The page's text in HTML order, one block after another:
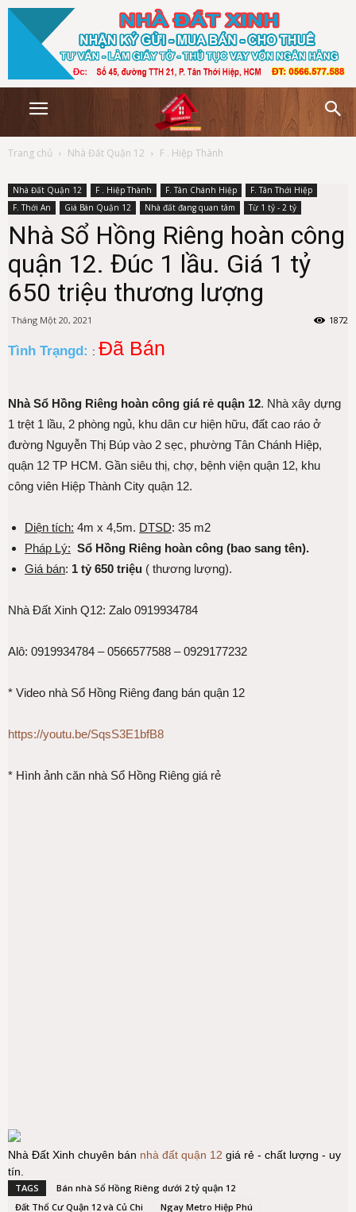
Trang chủ Nhà Đất Quận 12 F . Hiệp Thành
Nhà Đất Quận 12 F . Hiệp Thành F. Tân Chánh Hiệp
F. Tân Thới Hiệp
F. Thới An
Giá Bán Quận 12 Nhà đất đang quan tâm Từ 1 tỷ - 2 tỷ
Nhà Sổ Hồng Riêng hoàn công
quận 12. Đúc 1 lầu. Giá 1 tỷ
650 triệu thương lượng
Tháng Một 20, 2021 1872
Tình Trạngd: : Đã Bán
Nhà Sổ Hồng Riêng hoàn công giá rẻ quận 12. Nhà xây dựng
1 trệt 1 lầu, 2 phòng ngủ, khu dân cư hiện hữu, đất cao ráo ở
đường Nguyễn Thị Búp vào 2 sẹc, phường Tân Chánh Hiệp,
quận 12 TP HCM. Gần siêu thị, chợ, bệnh viện quận 12, khu
công viên Hiệp Thành City quận 12.
Diện tích: 4m x 4,5m. DTSD: 35 m2
Pháp Lý: Sổ Hồng Riêng hoàn công (bao sang tên).
Giá bán: 1 tỷ 650 triệu ( thương lượng).
Nhà Đất Xinh Q12: Zalo 0919934784
Alô: 0919934784 – 0566577588 – 0929177232
* Video nhà Sổ Hồng Riêng đang bán quận 12
https://youtu.be/SqsS3E1bfB8
* Hình ảnh căn nhà Sổ Hồng Riêng giá rẻ
Nhà Đất Xinh chuyên bán nhà đất quận 12 giá rẻ - chất lượng - uy
tín.
TAGS
Bán nhà Sổ Hồng Riêng dưới 2 tỷ quận 12
Đất Thổ Cư Quận 12 và Củ Chi
Ngay Metro Hiệp Phú